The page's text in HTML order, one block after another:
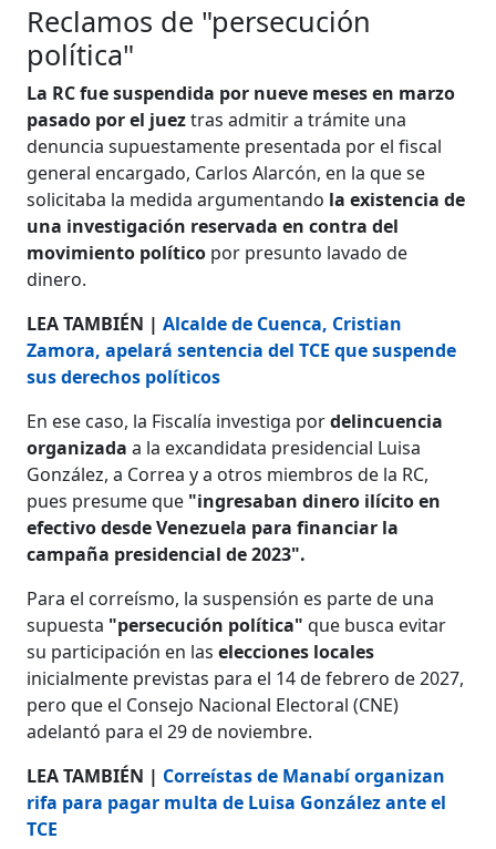
Reclamos de "persecución
política"
La RC fue suspendida por nueve meses en marzo
pasado por el jueztras admitir a trámite una
denuncia supuestamente presentada por el fiscal
general encargado, Carlos Alarcón, en la que se
solicitaba la medida argumentando la existencia de
una investigación reservada en contra del
movimiento político por presunto lavado de
dinero.
LEA TAMBIÉN |Alcalde de Cuenca, Cristian
Zamora, apelará sentencia del TCE que suspende
sus derechos políticos
En ese caso, la Fiscalía investiga pordelincuencia
organizadaa la excandidata presidencial Luisa
González, a Correa y a otros miembros de la RC,
pues presume que "ingresaban dinero ilícito en
efectivo desde Venezuela para financiar la
campaña presidencial de 2023".
Para el correísmo, la suspensión es parte de una
supuesta "persecución política" que busca evitar
su participación en laselecciones locales
inicialmente previstas para el 14 de febrero de 2027,
pero que el Consejo Nacional Electoral (CNE)
adelantó para el 29 de noviembre.
LEA TAMBIÉN | Correístas de Manabí organizan
rifa para pagar multa de Luisa González ante el
TCE